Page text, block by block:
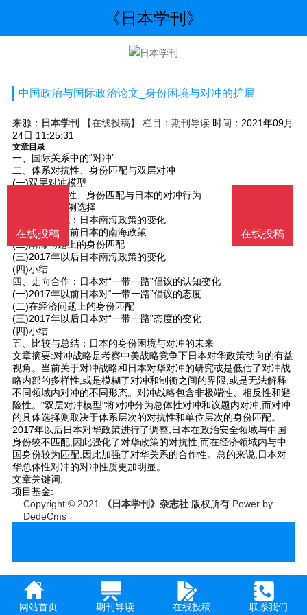
《日本学刊》
中国政治与国际政治论文_身份困境与对冲的扩展
来源： 日本学刊 【在线投稿】 栏目： 期刊导读时间：2021年09月
24日 11:25:31
文章目录
一、国际关系中的“对冲”
二、体系对抗性、身份匹配与双层对冲
(一)双层对冲模型
(二)体系对抗性、身份匹配与日本的对冲行为
(三)假设与案例选择
三、走向对抗：日本南海政策的变化
(一)2017年之前日本的南海政策
(二)南海问题上的身份匹配
(三)2017年以后日本南海政策的变化
(四)小结
四、走向合作：日本对“一带一路”倡议的认知变化
(一)2017年以前日本对“一带一路”倡议的态度
(二)在经济问题上的身份匹配
(三)2017年以后日本对“一带一路”态度的变化
(四)小结
五、比较与总结：日本的身份困境与对冲的未来
文章摘要:对冲战略是考察中美战略竞争下日本对华政策动向的有益
视角。当前关于对冲战略和日本对华对冲的研究或是低估了对冲战
略内部的多样性,或是模糊了对冲和制衡之间的界限,或是无法解释
不同领域内对冲的不同形态。对冲战略包含非极端性、相反性和避
险性。"双层对冲模型"将对冲分为总体性对冲和议题内对冲,而对冲
的具体选择则取决于体系层次的对抗性和单位层次的身份匹配。
2017年以后日本对华政策进行了调整,日本在政治安全领域与中国
身份较不匹配,因此强化了对华政策的对抗性;而在经济领域内与中
国身份较为匹配,因此加强了对华关系的合作性。总的来说,日本对
华总体性对冲的对冲性质更加明显。
文章关键词:
项目基金:
Copyright © 2021
《日本学刊》杂志社 版权所有 Power by
DedeCms
网站首页 期刊导读 在线投稿 联系我们
在线投稿
在线投稿